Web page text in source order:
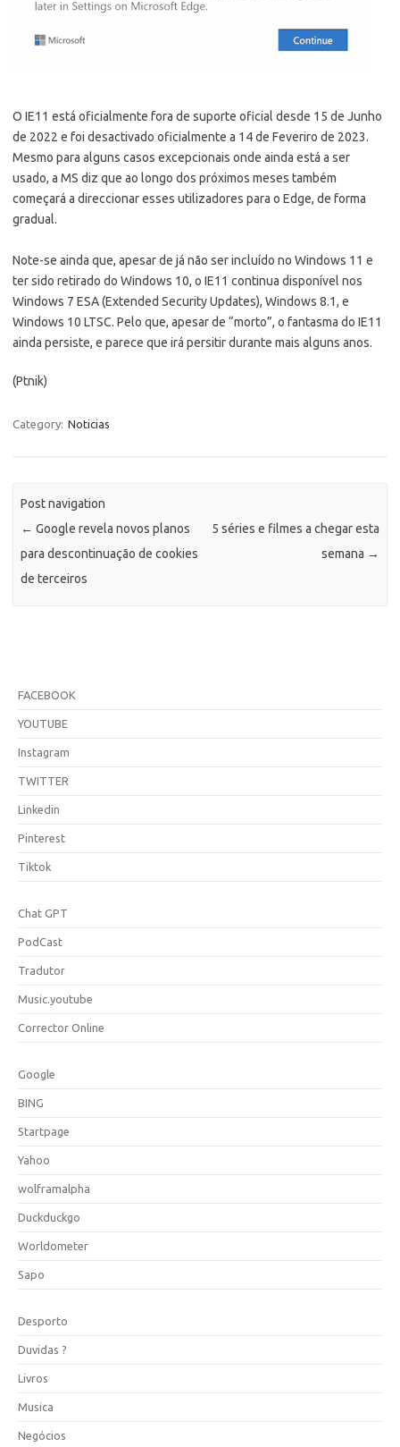
O IE11 está oficialmente fora de suporte oficial desde 15 de Junho
de 2022 e foi desactivado oficialmente a 14 de Feveriro de 2023.
Mesmo para alguns casos excepcionais onde ainda está a ser
usado, a MS diz que ao longo dos próximos meses também
começará a direccionar esses utilizadores para o Edge, de forma
gradual.
Note-se ainda que, apesar de já não ser incluído no Windows 11 e
ter sido retirado do Windows 10, o IE11 continua disponível nos
Windows 7 ESA (Extended Security Updates), Windows 8.1, e
Windows 10 LTSC. Pelo que, apesar de “morto”, o fantasma do IE11
ainda persiste, e parece que irá persitir durante mais alguns anos.
(Ptnik)
Category: Noticias
Post navigation
← Google revela novos planos
para descontinuação de cookies
de terceiros
5 séries e filmes a chegar esta
semana →
FACEBOOK
YOUTUBE
Instagram
TWITTER
Linkedin
Pinterest
Tiktok
Chat GPT
PodCast
Tradutor
Music.youtube
Corrector Online
Google
BING
Startpage
Yahoo
wolframalpha
Duckduckgo
Worldometer
Sapo
Desporto
Duvidas ?
Livros
Musica
Negócios